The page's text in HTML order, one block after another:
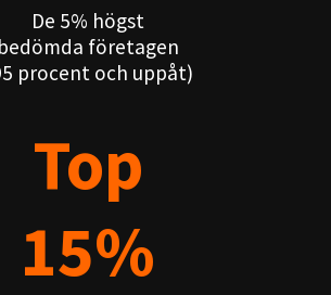
De 5% högst
bedömda företagen
procent och uppåt)
Top
15%